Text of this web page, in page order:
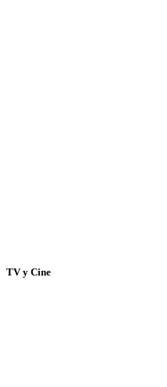
TV y Cine